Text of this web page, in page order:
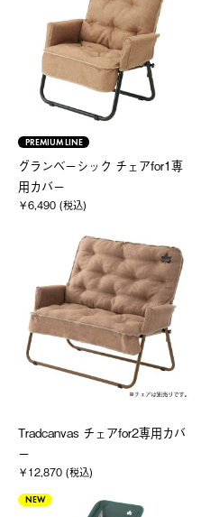
PREMIUM LINE
グランベーシック チェアfor1専
用カバー
￥6,490 (税込)
Tradcanvas チェアfor2専用カバ
ー
￥12,870 (税込)
NEW